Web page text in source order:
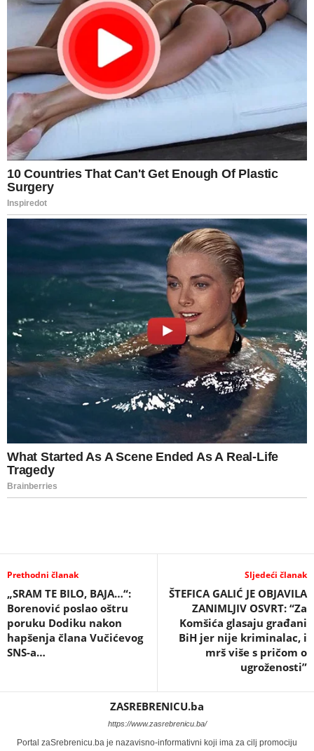
Prethodni članak
„SRAM TE BILO, BAJA…“:
Borenović poslao oštru
poruku Dodiku nakon
hapšenja člana Vučićevog
SNS-a…
Sljedeći članak
ŠTEFICA GALIĆ JE OBJAVILA
ZANIMLJIV OSVRT: “Za
Komšića glasaju građani
BiH jer nije kriminalac, i
mrš više s pričom o
ugroženosti”
ZASREBRENICU.ba
https://www.zasrebrenicu.ba/
Portal zaSrebrenicu.ba je nazavisno-informativni koji ima za cilj promociju